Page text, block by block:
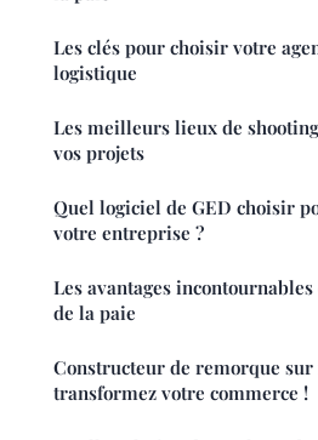
Les clés pour choisir votre
logistique
Les meilleurs lieux de
vos projets
Quel logiciel de GED choisir
votre entreprise ?
Les avantages
de la paie
Constructeur de remorque sur
transformez votre commerce !